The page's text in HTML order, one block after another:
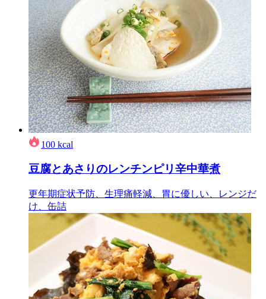
100 kcal
豆腐とあさりのレンチンピリ辛中華煮
更年期症状予防、生理痛軽減、胃に優しい、レンジだ
け、缶詰